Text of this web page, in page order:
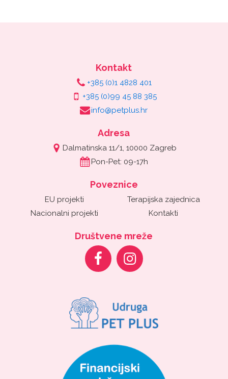
Kontakt
+385 (0)1 4828 401
+385 (0)99 45 88 385
info@petplus.hr
Adresa
Dalmatinska 11/1, 10000 Zagreb
Pon-Pet: 09-17h
Poveznice
EU projekti
Nacionalni projekti
Terapijska zajednica
Kontakti
Društvene mreže